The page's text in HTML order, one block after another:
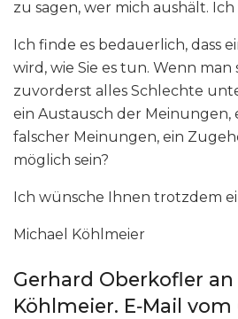
zu sagen, wer mich aushält.
Ich finde es bedauerlich, dass
wird, wie Sie es tun. Wenn
zuvorderst alles Schlechte
ein Austausch der Meinungen,
falscher Meinungen, ein
möglich sein?
Ich wünsche Ihnen trotzdem
Michael Köhlmeier
Gerhard Oberkofler an
Köhlmeier. E‑Mail